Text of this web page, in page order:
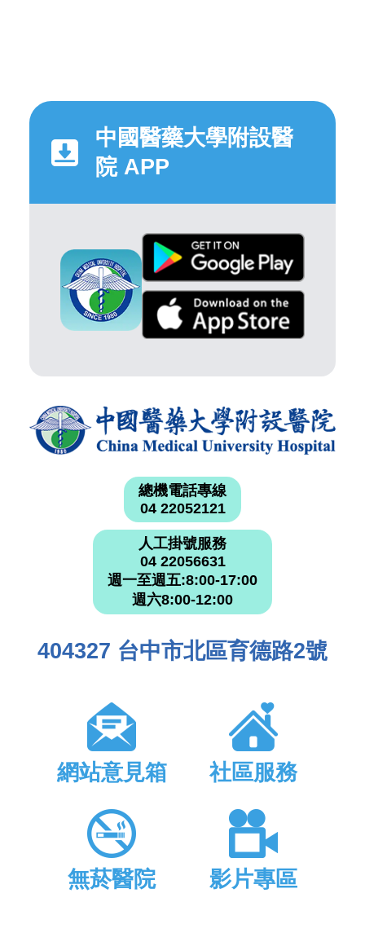
中國醫藥大學附設醫
院 APP
總機電話專線
04 22052121
人工掛號服務
04 22056631
週一至週五:8:00-17:00
週六8:00-12:00
404327 台中市北區育德路2號
網站意見箱 社區服務
無菸醫院 影片專區